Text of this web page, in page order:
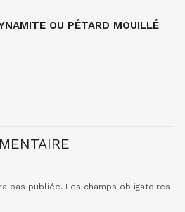
OU PÉTARD MOUILLÉ
pas publiée. Les champs obligatoires